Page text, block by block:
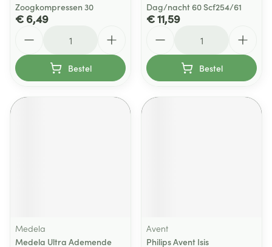
Zoogkompressen 30
€ 6,49
Bestel
Dag/nacht 60 Scf254/61
€ 11,59
Bestel
Medela
Medela Ultra Ademende
Avent
Philips Avent Isis